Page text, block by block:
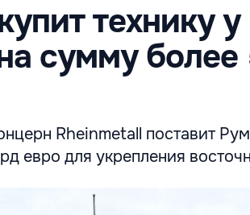
технику у
сумму
Rheinmetall поставит
евро для укрепления